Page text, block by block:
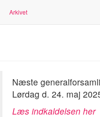
Arkivet
Næste
Lørdag d. 24. maj
Læs indkaldelsen her